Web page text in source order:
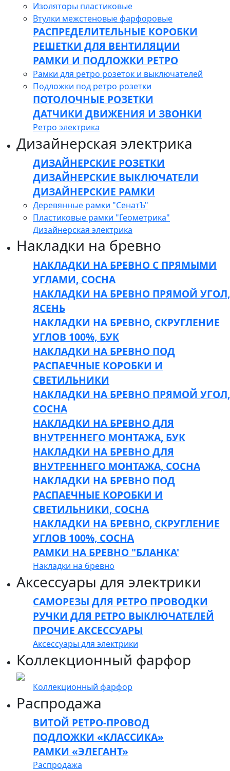
Изоляторы пластиковые
Втулки межстеновые фарфоровые
РАСПРЕДЕЛИТЕЛЬНЫЕ КОРОБКИ
РЕШЕТКИ ДЛЯ ВЕНТИЛЯЦИИ
РАМКИ И ПОДЛОЖКИ РЕТРО
Рамки для ретро розеток и выключателей
Подложки под ретро розетки
ПОТОЛОЧНЫЕ РОЗЕТКИ
ДАТЧИКИ ДВИЖЕНИЯ И ЗВОНКИ
Ретро электрика
Дизайнерская электрика
ДИЗАЙНЕРСКИЕ РОЗЕТКИ
ДИЗАЙНЕРСКИЕ ВЫКЛЮЧАТЕЛИ
ДИЗАЙНЕРСКИЕ РАМКИ
Деревянные рамки "СенатЪ"
Пластиковые рамки "Геометрика"
Дизайнерская электрика
Накладки на бревно
НАКЛАДКИ НА БРЕВНО С ПРЯМЫМИ
УГЛАМИ, СОСНА
НАКЛАДКИ НА БРЕВНО ПРЯМОЙ УГОЛ,
ЯСЕНЬ
НАКЛАДКИ НА БРЕВНО, СКРУГЛЕНИЕ
УГЛОВ 100%, БУК
НАКЛАДКИ НА БРЕВНО ПОД
РАСПАЕЧНЫЕ КОРОБКИ И
СВЕТИЛЬНИКИ
НАКЛАДКИ НА БРЕВНО ПРЯМОЙ УГОЛ,
СОСНА
НАКЛАДКИ НА БРЕВНО ДЛЯ
ВНУТРЕННЕГО МОНТАЖА, БУК
НАКЛАДКИ НА БРЕВНО ДЛЯ
ВНУТРЕННЕГО МОНТАЖА, СОСНА
НАКЛАДКИ НА БРЕВНО ПОД
РАСПАЕЧНЫЕ КОРОБКИ И
СВЕТИЛЬНИКИ, СОСНА
НАКЛАДКИ НА БРЕВНО, СКРУГЛЕНИЕ
УГЛОВ 100%, СОСНА
РАМКИ НА БРЕВНО "БЛАНКА'
Накладки на бревно
Аксессуары для электрики
САМОРЕЗЫ ДЛЯ РЕТРО ПРОВОДКИ
РУЧКИ ДЛЯ РЕТРО ВЫКЛЮЧАТЕЛЕЙ
ПРОЧИЕ АКСЕССУАРЫ
Аксессуары для электрики
Коллекционный фарфор
Коллекционный фарфор
Распродажа
ВИТОЙ РЕТРО-ПРОВОД
ПОДЛОЖКИ «КЛАССИКА»
РАМКИ «ЭЛЕГАНТ»
Распродажа